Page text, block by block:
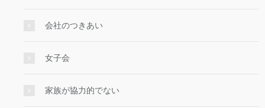
会社のつきあい
女子会
家族が協力的でない